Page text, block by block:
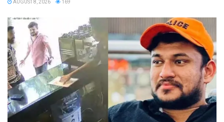
AUGUST 8, 2026 169